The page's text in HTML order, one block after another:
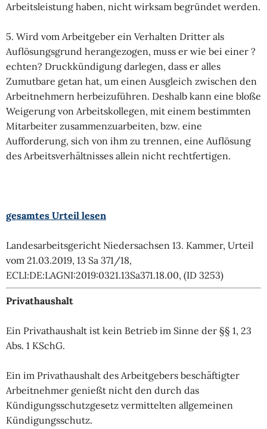
Arbeitsleistung haben, nicht wirksam begründet werden.
5. Wird vom Arbeitgeber ein Verhalten Dritter als
Auflösungsgrund herangezogen, muss er wie bei einer ?
echten? Druckkündigung darlegen, dass er alles
Zumutbare getan hat, um einen Ausgleich zwischen den
Arbeitnehmern herbeizuführen. Deshalb kann eine bloße
Weigerung von Arbeitskollegen, mit einem bestimmten
Mitarbeiter zusammenzuarbeiten, bzw. eine
Aufforderung, sich von ihm zu trennen, eine Auflösung
des Arbeitsverhältnisses allein nicht rechtfertigen.
gesamtes Urteil lesen
Landesarbeitsgericht Niedersachsen 13. Kammer, Urteil
vom 21.03.2019, 13 Sa 371/18,
ECLI:DE:LAGNI:2019:0321.13Sa371.18.00, (ID 3253)
Privathaushalt
Ein Privathaushalt ist kein Betrieb im Sinne der §§ 1, 23
Abs. 1 KSchG.
Ein im Privathaushalt des Arbeitgebers beschäftigter
Arbeitnehmer genießt nicht den durch das
Kündigungsschutzgesetz vermittelten allgemeinen
Kündigungsschutz.